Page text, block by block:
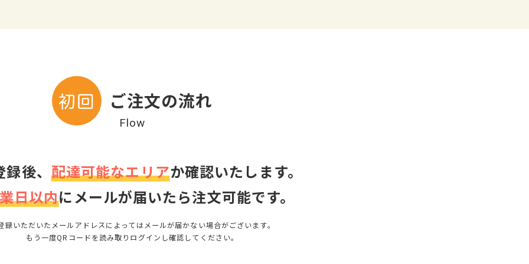
ご注文の流れ
録後、配達可能なエリアか確認いたします。
日以内にメールが届いたら注文可能です。
録いただいたメールアドレスによっては メールが届かない場合がございます。
もう一度QRコードを読み取りログインし確認してください。